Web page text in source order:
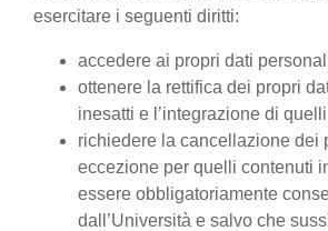
esercitare i seguenti diritti:
accedere ai propri dati
ottenere la rettifica dei propri
inesatti e l’integrazione di
richiedere la cancellazione dei
eccezione per quelli contenuti
essere obbligatoriamente
dall’Università e salvo che